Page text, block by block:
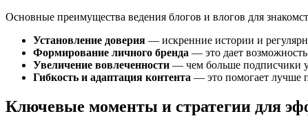
Основные преимущества ведения блогов и влогов для
Установление доверия — искренние истории и
Формирование личного бренда — это дает
Увеличение вовлеченности — чем больше подписчики
Гибкость и адаптация контента — это помогает лучше
Ключевые моменты и стратегии для